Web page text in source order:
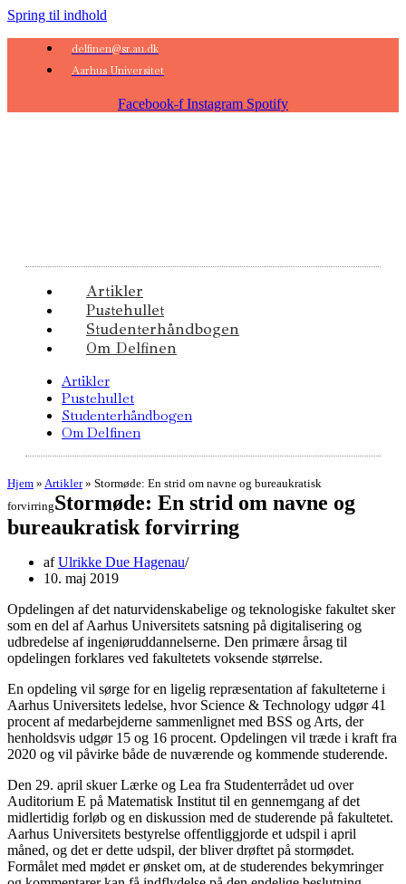
Spring til indhold
delfinen@sr.au.dk
Aarhus Universitet
Facebook-f Instagram Spotify
Artikler
Pustehullet
Studenterhåndbogen
Om Delfinen
Artikler
Pustehullet
Studenterhåndbogen
Om Delfinen
Hjem » Artikler» Stormøde: En strid om navne og bureaukratisk
forvirringStormøde: En strid om navne og
bureaukratisk forvirring
afUlrikke Due Hagenau
10. maj 2019
Opdelingen af det naturvidenskabelige og teknologiske fakultet sker
som en del af Aarhus Universitets satsning på digitalisering og
udbredelse af ingeniøruddannelserne. Den primære årsag til
opdelingen forklares ved fakultetets voksende størrelse.
En opdeling vil sørge for en ligelig repræsentation af fakulteterne i
Aarhus Universitets ledelse, hvor Science & Technology udgør 41
procent af medarbejderne sammenlignet med BSS og Arts, der
henholdsvis udgør 15 og 16 procent. Opdelingen vil træde i kraft fra
2020 og vil påvirke både de nuværende og kommende studerende.
Den 29. april skuer Lærke og Lea fra Studenterrådet ud over
Auditorium E på Matematisk Institut til en gennemgang af det
midlertidig forløb og en diskussion med de studerende på fakultetet.
Aarhus Universitets bestyrelse offentliggjorde et udspil i april
måned, og det er dette udspil, der bliver drøftet på stormødet.
Formålet med mødet er ønsket om, at de studerendes bekymringer